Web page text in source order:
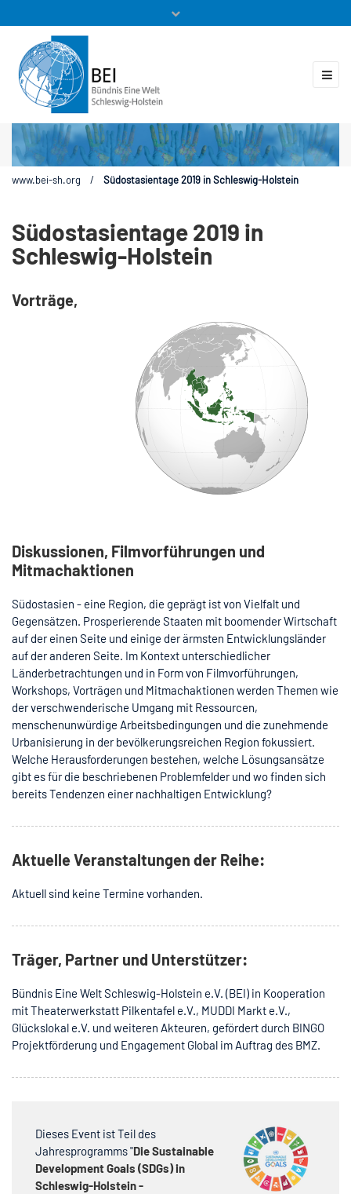
Mitglieder
www.bei-sh.org / Südostasientage 2019 in Schleswig-Holstein
Südostasientage 2019 in
Schleswig-Holstein
Vorträge,
Diskussionen, Filmvorführungen und
Mitmachaktionen
Südostasien - eine Region, die geprägt ist von Vielfalt und
Gegensätzen. Prosperierende Staaten mit boomender Wirtschaft
auf der einen Seite und einige der ärmsten Entwicklungsländer
auf der anderen Seite. Im Kontext unterschiedlicher
Länderbetrachtungen und in Form von Filmvorführungen,
Workshops, Vorträgen und Mitmachaktionen werden Themen wie
der verschwenderische Umgang mit Ressourcen,
menschenunwürdige Arbeitsbedingungen und die zunehmende
Urbanisierung in der bevölkerungsreichen Region fokussiert.
Welche Herausforderungen bestehen, welche Lösungsansätze
gibt es für die beschriebenen Problemfelder und wo finden sich
bereits Tendenzen einer nachhaltigen Entwicklung?
Aktuelle Veranstaltungen der Reihe:
Aktuell sind keine Termine vorhanden.
Träger, Partner und Unterstützer:
Bündnis Eine Welt Schleswig-Holstein e.V. (BEI) in Kooperation
mit Theaterwerkstatt Pilkentafel e.V., MUDDI Markt e.V.,
Glückslokal e.V. und weiteren Akteuren, gefördert durch BINGO
Projektförderung und Engagement Global im Auftrag des BMZ.
Dieses Event ist Teil des
Jahresprogramms "Die Sustainable
Development Goals (SDGs) in
Schleswig-Holstein -